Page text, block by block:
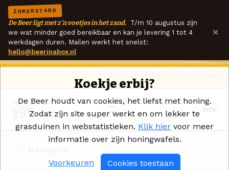
ZOMERSTAND
De Beer ligt met z'n voetjes in het zand. T/m 10 augustus zijn
we wat minder goed bereikbaar en kan je levering 1 tot 4
werkdagen duren. Mailen werkt het snelst:
hello@beerinabox.nl
×
Koekje erbij?
De Beer houdt van cookies, het liefst met honing.
Zodat zijn site super werkt en om lekker te
grasduinen in webstatistieken. Klik hier voor meer
informatie over zijn honingwafels.
Voorkeuren Cookies toestaan